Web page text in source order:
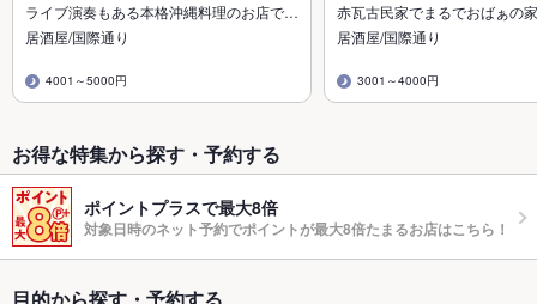
ライブ演奏もある本格沖縄料理のお店で…
居酒屋/国際通り
4001～5000円
赤瓦古民家でまるでおばぁの
居酒屋/国際通り
3001～4000円
お得な特集から探す・予約する
ポイントプラスで最大8倍
対象日時のネット予約でポイントが最大8倍たまるお店はこちら！